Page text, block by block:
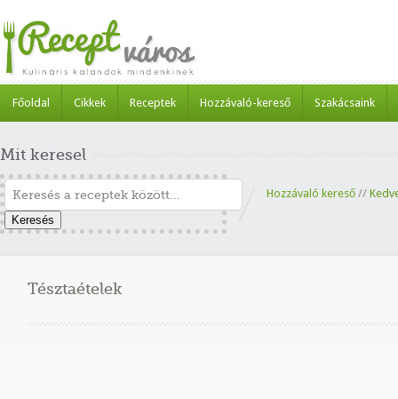
Főoldal Cikkek Receptek Hozzávaló-kereső Szakácsaink
Mit keresel
Keresés
Hozzávaló kereső //
Tésztaételek